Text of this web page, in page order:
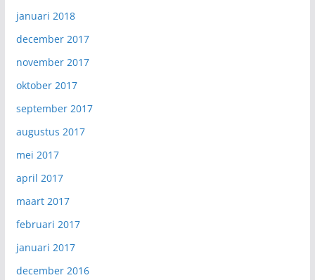
januari 2018
december 2017
november 2017
oktober 2017
september 2017
augustus 2017
mei 2017
april 2017
maart 2017
februari 2017
januari 2017
december 2016